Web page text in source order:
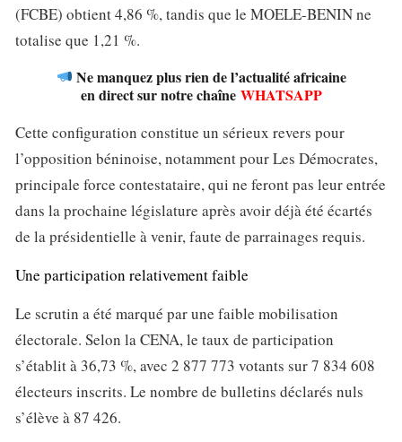
(FCBE) obtient 4,86 %, tandis que le MOELE-BENIN ne
totalise que 1,21 %.
Ne manquez plus rien de l’actualité africaine
en direct sur notre chaîne WHATSAPP
Cette configuration constitue un sérieux revers pour
l’opposition béninoise, notamment pour Les Démocrates,
principale force contestataire, qui ne feront pas leur entrée
dans la prochaine législature après avoir déjà été écartés
de la présidentielle à venir, faute de parrainages requis.
Une participation relativement faible
Le scrutin a été marqué par une faible mobilisation
électorale. Selon la CENA, le taux de participation
s’établit à 36,73 %, avec 2 877 773 votants sur 7 834 608
électeurs inscrits. Le nombre de bulletins déclarés nuls
s’élève à 87 426.